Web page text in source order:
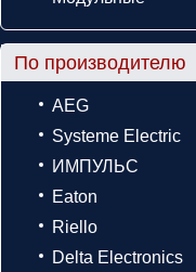
По производителю
AEG
Systeme Electric
ИМПУЛЬС
Eaton
Riello
Delta Electronics